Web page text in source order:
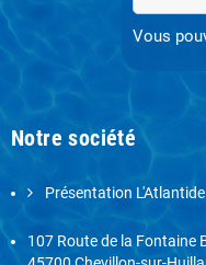
Vous
Notre société
Présentation L'Atlantide
107 Route de la Fontaine